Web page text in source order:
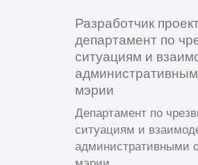
Разработчик
департамент по
ситуациям и
мэрии
Департамент по
ситуациям и
административными